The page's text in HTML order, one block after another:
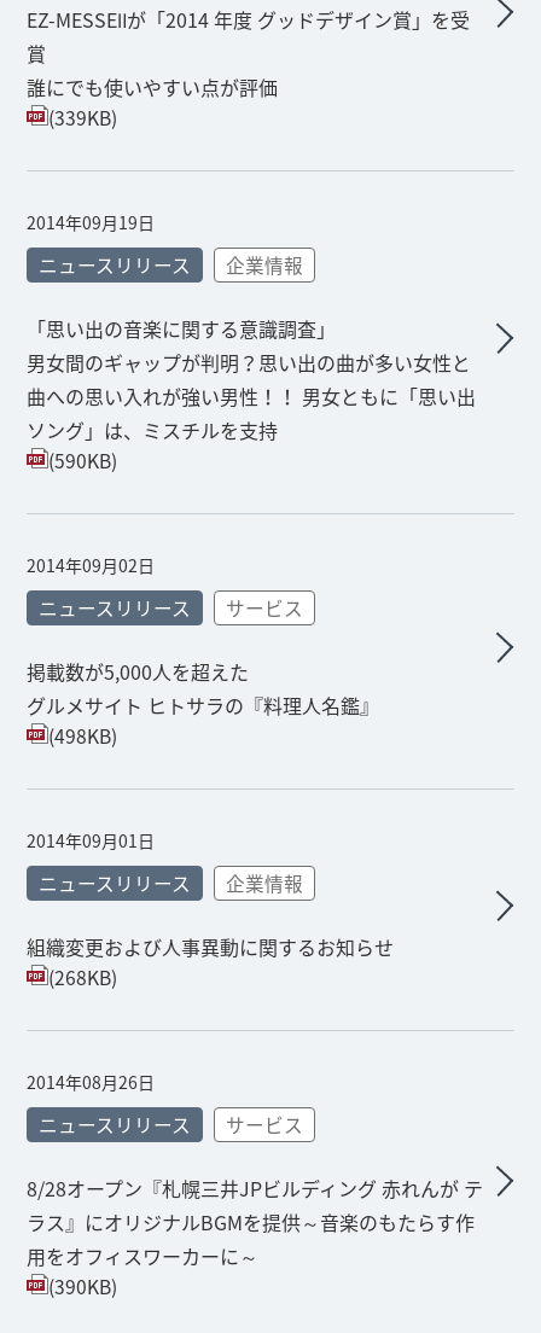
EZ-MESSEⅡが「2014 年度 グッドデザイン賞」を受
賞
誰にでも使いやすい点が評価
(339KB)
2014年09月19日
ニュースリリース 企業情報
「思い出の音楽に関する意識調査」
男女間のギャップが判明？思い出の曲が多い女性と
曲への思い入れが強い男性！！ 男女ともに「思い出
ソング」は、ミスチルを支持
(590KB)
2014年09月02日
ニュースリリース サービス
掲載数が5,000人を超えた
グルメサイト ヒトサラの『料理人名鑑』
(498KB)
2014年09月01日
ニュースリリース 企業情報
組織変更および人事異動に関するお知らせ
(268KB)
2014年08月26日
ニュースリリース サービス
8/28オープン『札幌三井JPビルディング 赤れんが テ
ラス』にオリジナルBGMを提供～音楽のもたらす作
用をオフィスワーカーに～
(390KB)